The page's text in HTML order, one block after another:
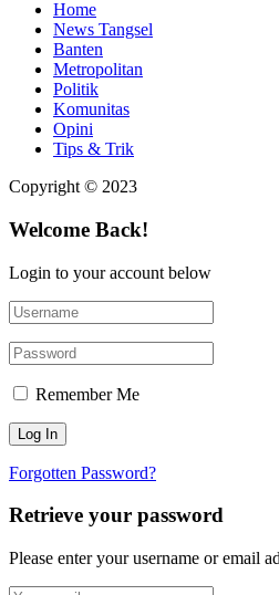
Home
News Tangsel
Banten
Metropolitan
Politik
Komunitas
Opini
Tips & Trik
Copyright © 2023
Welcome Back!
Login to your account below
Remember Me
Forgotten Password?
Retrieve your password
Please enter your username or email